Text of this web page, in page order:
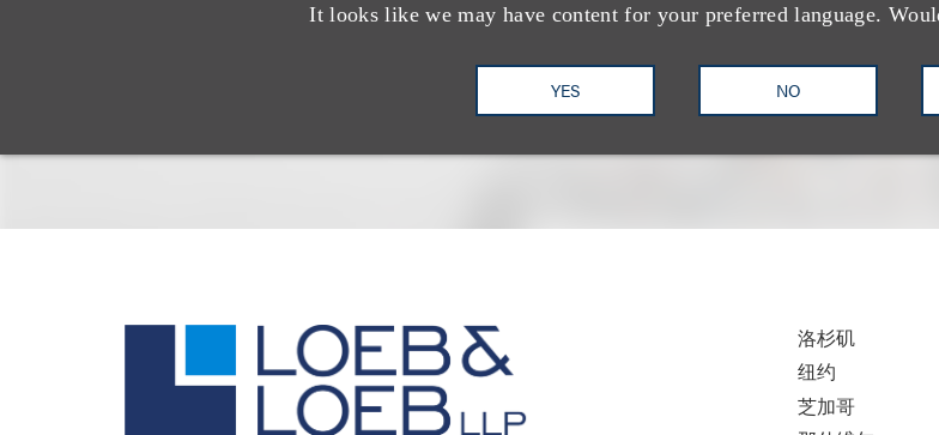
It looks like we may have content for your preferred language.
YES NO
洛杉矶
纽约
芝加哥